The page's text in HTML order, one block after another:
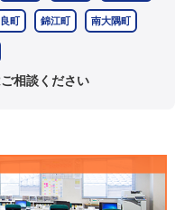
町 錦江町 南大隅町
相談ください